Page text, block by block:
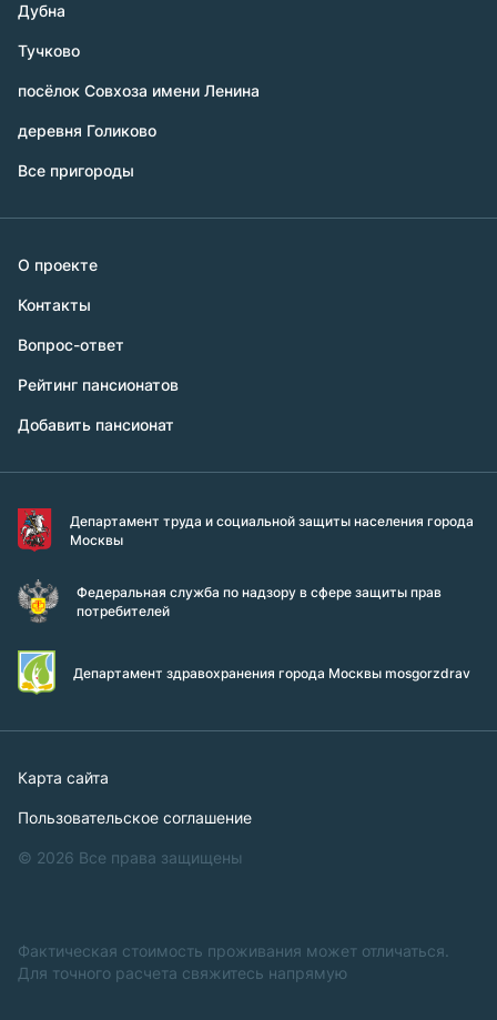
Дубна
Тучково
посёлок Совхоза имени Ленина
деревня Голиково
Все пригороды
О проекте
Контакты
Вопрос-ответ
Рейтинг пансионатов
Добавить пансионат
Департамент труда и социальной защиты населения города
Москвы
Федеральная служба по надзору в сфере защиты прав
потребителей
Департамент здравохранения города Москвы mosgorzdrav
Карта сайта
Пользовательское соглашение
© 2026 Все права защищены
Фактическая стоимость проживания может отличаться.
Для точного расчета свяжитесь напрямую